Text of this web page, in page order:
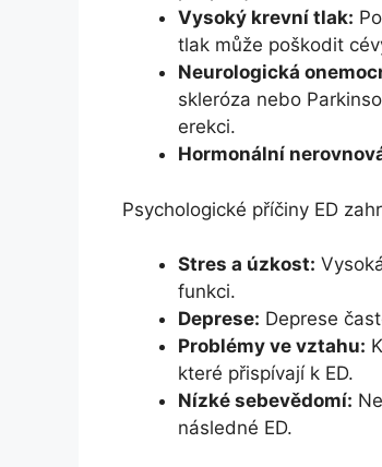
Vysoký krevní tlak:
tlak může poškodit
Neurologická
skleróza nebo
erekci.
Hormonální
Psychologické příčiny ED
Stres a úzkost:
funkci.
Deprese: Deprese
Problémy ve vztahu:
které přispívají k ED.
Nízké sebevědomí:
následné ED.